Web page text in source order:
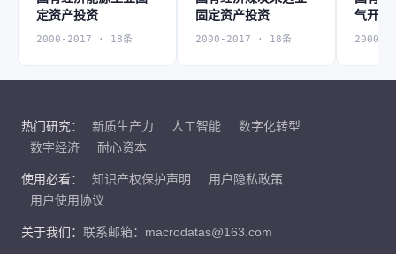
定资产投资
2000-2017 · 18条
固定资产投资
2000-2017 · 18条
气开采
资
2000-
热门研究： 新质生产力 人工智能
数字化转型
数字经济
耐心资本
使用必看： 知识产权保护声明
用户隐私政策
用户使用协议
关于我们： 联系邮箱：macrodatas@163.com